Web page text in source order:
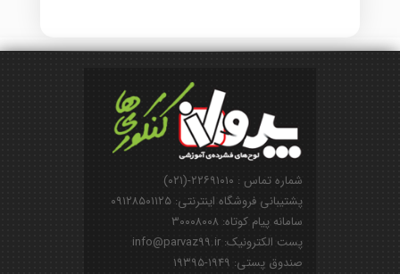
شماره تماس : ۲۲۶۹۱۰۱۰-(۰۲۱)
پشتیبانی فروشگاه اینترنتی: ۰۹۱۲۸۵۰۱۱۲۵
سامانه پیام کوتاه: ۳۰۰۰۸۰۰۸
پست الکترونیک: info@parvaz99.ir
صندوق پستی: ۱۹۴۹-۱۹۳۹۵